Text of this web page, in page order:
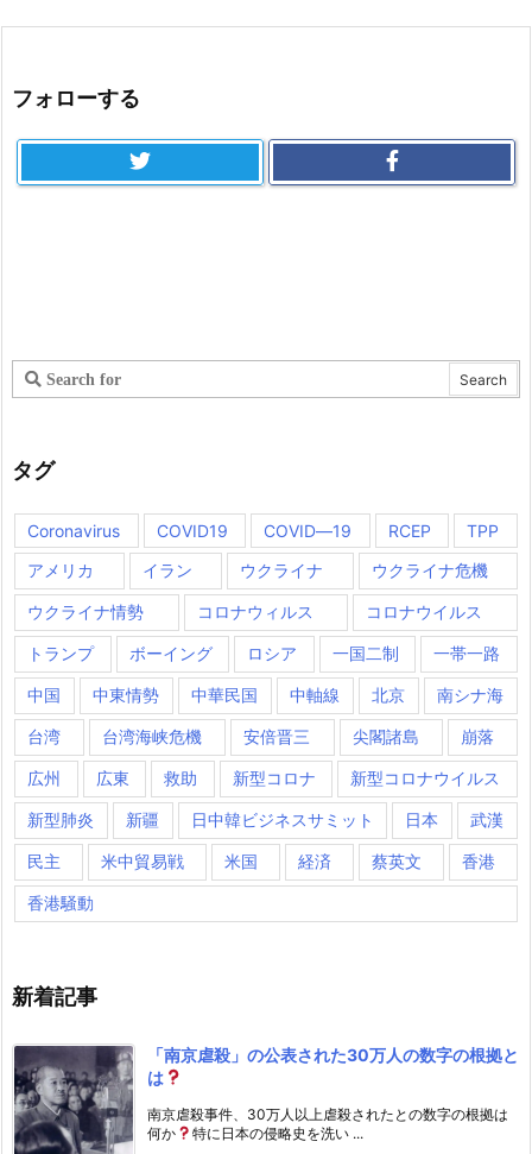
フォローする
タグ
Coronavirus COVID19 COVID―19 RCEP
TPP
アメリカ
イラン ウクライナ ウクライナ危機
ウクライナ情勢 コロナウィルス コロナウイルス
トランプ ボーイング ロシア 一国二制 一帯一路
中国 中東情勢 中華民国 中軸線 北京 南シナ海
台湾 台湾海峡危機 安倍晋三 尖閣諸島 崩落
広州 広東 救助 新型コロナ 新型コロナウイルス
新型肺炎 新疆 日中韓ビジネスサミット 日本 武漢
民主 米中貿易戦 米国 経済 蔡英文 香港
香港騒動
新着記事
「南京虐殺」の公表された30万人の数字の根拠と
は
南京虐殺事件、30万人以上虐殺されたとの数字の根拠は
何か
特に日本の侵略史を洗い ...